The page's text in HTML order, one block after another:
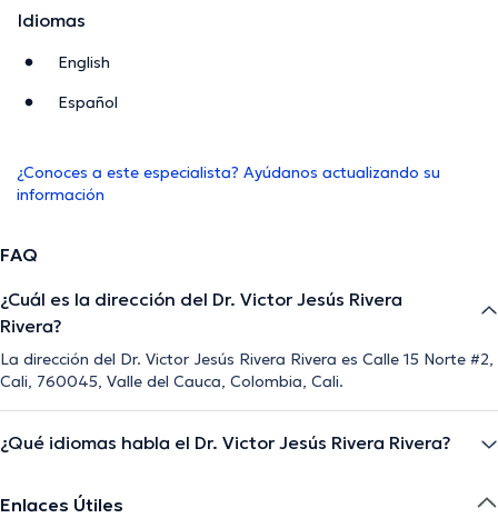
Idiomas
English
Español
¿Conoces a este especialista? Ayúdanos actualizando su
información
FAQ
¿Cuál es la dirección del Dr. Victor Jesús Rivera
Rivera?
La dirección del Dr. Victor Jesús Rivera Rivera es Calle 15 Norte #2,
Cali, 760045, Valle del Cauca, Colombia, Cali.
¿Qué idiomas habla el Dr. Victor Jesús Rivera Rivera?
Enlaces Útiles